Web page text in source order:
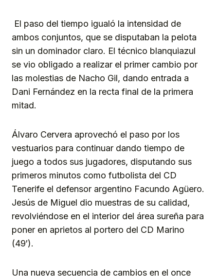
El paso del tiempo igualó la intensidad de
ambos conjuntos, que se disputaban la pelota
sin un dominador claro. El técnico blanquiazul
se vio obligado a realizar el primer cambio por
las molestias de Nacho Gil, dando entrada a
Dani Fernández en la recta final de la primera
mitad.
Álvaro Cervera aprovechó el paso por los
vestuarios para continuar dando tiempo de
juego a todos sus jugadores, disputando sus
primeros minutos como futbolista del CD
Tenerife el defensor argentino Facundo Agüero.
Jesús de Miguel dio muestras de su calidad,
revolviéndose en el interior del área sureña para
poner en aprietos al portero del CD Marino
(49′).
Una nueva secuencia de cambios en el once